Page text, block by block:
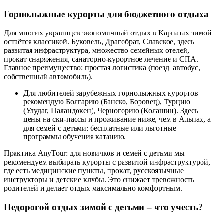
Горнолыжные курорты для бюджетного отдыха
Для многих украинцев экономичный отдых в Карпатах зимой
остаётся классикой. Буковель, Драгобрат, Славское, здесь
развитая инфраструктура, множество семейных отелей,
прокат снаряжения, санаторно-курортное лечение и СПА.
Главное преимущество: простая логистика (поезд, автобус,
собственный автомобиль).
Для любителей зарубежных горнолыжных курортов
рекомендую Болгарию (Банско, Боровец), Турцию
(Улудаг, Паландокен), Черногорию (Колашин). Здесь
цены на ски-пассы и проживание ниже, чем в Альпах, а
для семей с детьми: бесплатные или льготные
программы обучения катанию.
Практика AnyTour: для новичков и семей с детьми мы
рекомендуем выбирать курорты с развитой инфраструктурой,
где есть медицинские пункты, прокат, русскоязычные
инструкторы и детские клубы. Это снижает тревожность
родителей и делает отдых максимально комфортным.
Недорогой отдых зимой с детьми – что учесть?